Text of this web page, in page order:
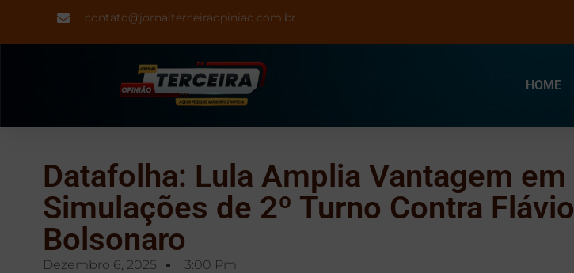
contato@jornalterceiraopiniao.com.br
HOME
Datafolha: Lula Amplia Vantagem em
Simulações de 2º Turno Contra Flávio
Bolsonaro
Dezembro 6, 2025 3:00 Pm